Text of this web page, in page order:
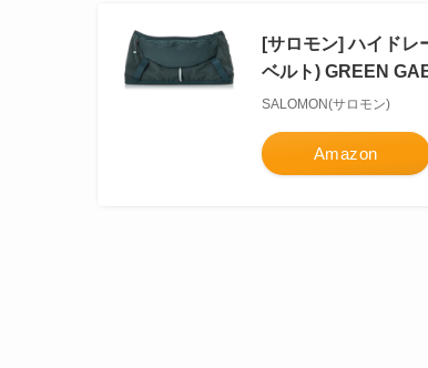
[サロモン] ハイド
ベルト) GREEN
SALOMON(サロモン)
Amazon